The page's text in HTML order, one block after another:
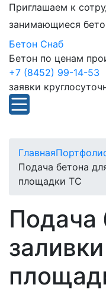
Приглашаем к
занимающиеся
Бетон Снаб
Бетон по ценам
+7 (8452) 99-14-53
заявки
Главная
Подача бетона
площадки ТС
Подача